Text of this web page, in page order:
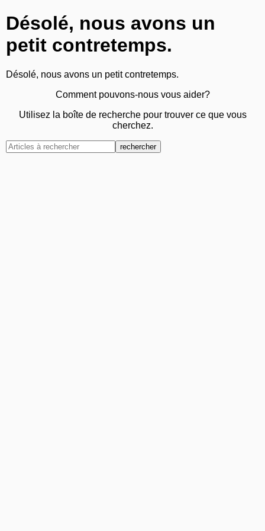
Désolé, nous avons un
petit contretemps.
Désolé, nous avons un petit contretemps.
Comment pouvons-nous vous aider?
Utilisez la boîte de recherche pour trouver ce que vous
cherchez.
rechercher